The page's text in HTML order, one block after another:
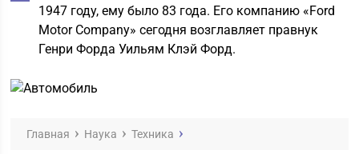
1947 году, ему было 83 года. Его компанию «Ford
Motor Company» сегодня возглавляет правнук
Генри Форда Уильям Клэй Форд.
Главная Наука Техника